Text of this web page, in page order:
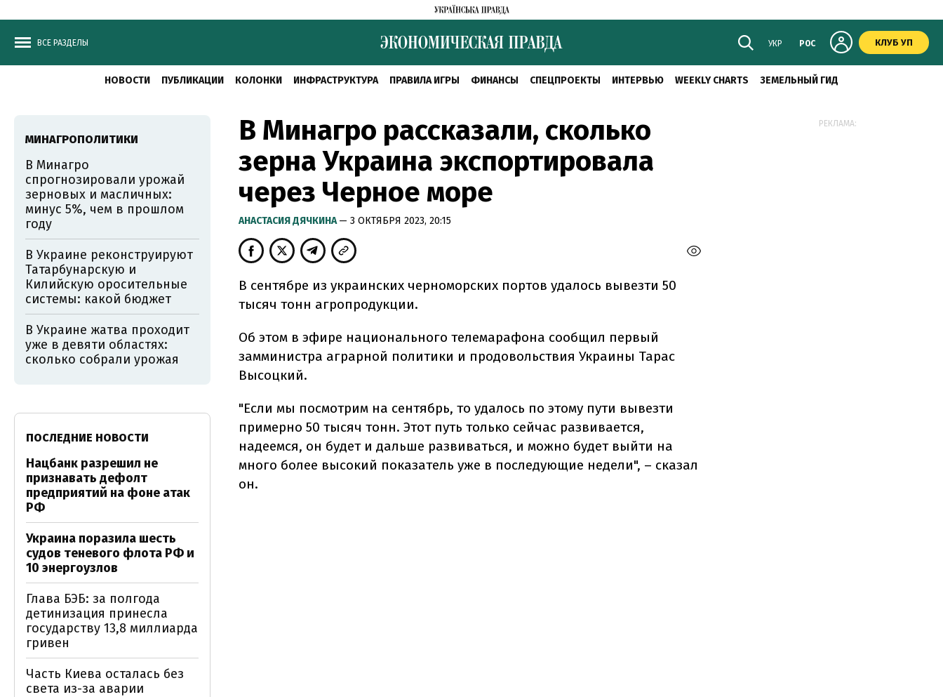
ВСЕ РАЗДЕЛЫ УКР РОС КЛУБ УП
НОВОСТИ ПУБЛИКАЦИИ КОЛОНКИ ИНФРАСТРУКТУРА ПРАВИЛА ИГРЫ ФИНАНСЫ СПЕЦПРОЕКТЫ ИНТЕРВЬЮ WEEKLY CHARTS ЗЕМЕЛЬНЫЙ ГИД
В Минагро рассказали, сколько
зерна Украина экспортировала
через Черное море
АНАСТАСИЯ ДЯЧКИНА— 3 ОКТЯБРЯ 2023, 20:15
В сентябре из украинских черноморских портов удалось вывезти 50
тысяч тонн агропродукции.
Об этом в эфире национального телемарафона сообщил первый
замминистра аграрной политики и продовольствия Украины Тарас
Высоцкий.
"Если мы посмотрим на сентябрь, то удалось по этому пути вывезти
примерно 50 тысяч тонн. Этот путь только сейчас развивается,
надеемся, он будет и дальше развиваться, и можно будет выйти на
много более высокий показатель уже в последующие недели", – сказал
он.
МИНАГРОПОЛИТИКИ
В Минагро
спрогнозировали урожай
зерновых и масличных:
минус 5%, чем в прошлом
году
В Украине реконструируют
Татарбунарскую и
Килийскую оросительные
системы: какой бюджет
В Украине жатва проходит
уже в девяти областях:
сколько собрали урожая
ПОСЛЕДНИЕ НОВОСТИ
Нацбанк разрешил не
признавать дефолт
предприятий на фоне атак
РФ
Украина поразила шесть
судов теневого флота РФ и
10 энергоузлов
Глава БЭБ: за полгода
детинизация принесла
государству 13,8 миллиарда
гривен
Часть Киева осталась без
света из-за аварии
РЕКЛАМА: